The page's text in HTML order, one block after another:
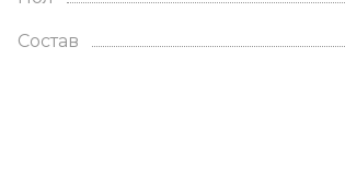
Состав